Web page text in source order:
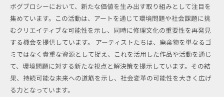
ボグブロシーにおいて、新たな価値を生み出す取り組みとして注目を
集めています。この活動は、アートを通じて環境問題や社会課題に挑
むクリエイティブな可能性を示し、同時に修理文化の重要性を再発見
する機会を提供しています。 アーティストたちは、廃棄物を単なるゴ
ミではなく貴重な資源として捉え、これを活用した作品や活動を通じ
て、環境問題に対する新たな視点と解決策を提示しています。その結
果、持続可能な未来への道筋を示し、社会変革の可能性を大きく広げ
る力となっています。